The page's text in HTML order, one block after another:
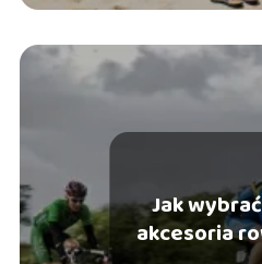
Jak
akcesoria